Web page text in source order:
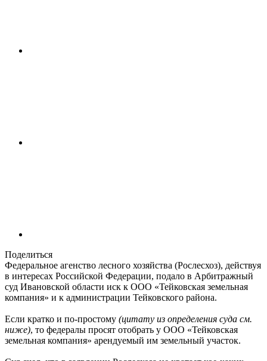
Поделиться
Федеральное агенство лесного хозяйства (Рослесхоз), действуя
в интересах Российской Федерации, подало в Арбитражный
суд Ивановской области иск к ООО «Тейковская земельная
компания» и к администрации Тейковского района.
Если кратко и по-простому (цитату из определения суда см.
ниже), то федералы просят отобрать у ООО «Тейковская
земельная компания» арендуемый им земельный участок.